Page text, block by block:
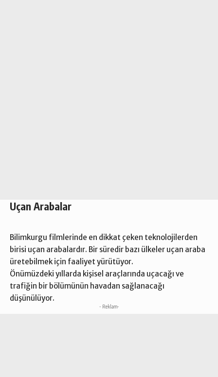
Uçan Arabalar
Bilimkurgu filmlerinde en dikkat çeken teknolojilerden
birisi uçan arabalardır. Bir süredir bazı ülkeler uçan araba
üretebilmek için faaliyet yürütüyor.
Önümüzdeki yıllarda kişisel araçlarında uçacağı ve
trafiğin bir bölümünün havadan sağlanacağı
düşünülüyor.
- Reklam-